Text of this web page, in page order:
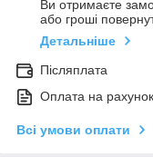
Ви отримаєте
або гроші
Детальніше
Післяплата
Оплата на рахунок
Всі умови оплати